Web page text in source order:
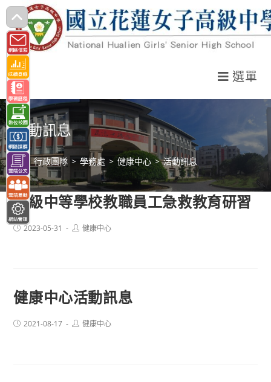
跳
轉
至
主
要
內
容
選單
活動訊息
> 行政團隊 > 學務處 > 健康中心 > 活動訊息
高級中等學校教職員工急救教育研習
Post2023-05-31
Post健康中心
健康中心活動訊息
Post2021-08-17
Post健康中心